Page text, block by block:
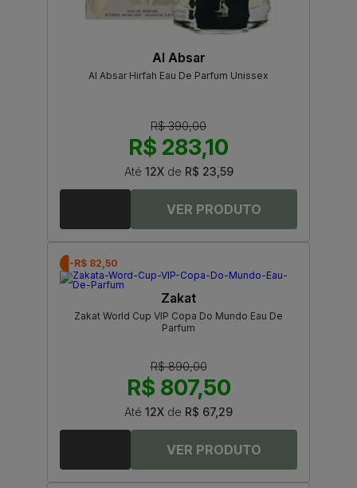
Al Absar
Al Absar Hirfah Eau De Parfum Unissex
R$ 390,00
R$ 283,10
Até 12Xde R$ 23,59
-R$ 82,50
Zakat
Zakat World Cup VIP Copa Do Mundo Eau De
Parfum
R$ 890,00
R$ 807,50
Até 12X de R$ 67,29